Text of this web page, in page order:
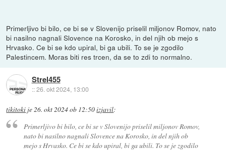
Primerljivo bi bilo, ce bi se v Slovenijo priselil miljonov Romov, nato
bi nasilno nagnali Slovence na Korosko, in del njih ob mejo s
Hrvasko. Ce bi se kdo upiral, bi ga ubili. To se je zgodilo
Palestincem. Moras biti res trcen, da se to zdi to normalno.
Strel455
::26. okt 2024, 13:00
tikitoki je26. okt 2024 ob 12:50izjavil:
Primerljivo bi bilo, ce bi se v Slovenijo priselil miljonov Romov,
nato bi nasilno nagnali Slovence na Korosko, in del njih ob
mejo s Hrvasko. Ce bi se kdo upiral, bi ga ubili. To se je zgodilo